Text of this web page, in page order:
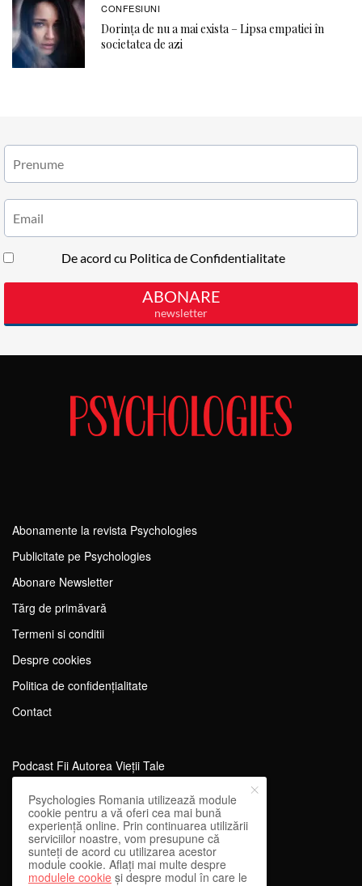
CONFESIUNI
Dorința de nu a mai exista – Lipsa empatiei în
societatea de azi
Abonamente la revista Psychologies
Publicitate pe Psychologies
Abonare Newsletter
Tărg de primăvară
Termeni si conditii
Despre cookies
Politica de confidențialitate
Contact
Podcast Fii Autorea Vieții Tale
Evenimente Fii Autoarea Vieții Tale!
SportEdu
Antrenament Mental pentru Sportivi
Learning Network
Psychologies Romania utilizează module
cookie pentru a vă oferi cea mai bună
experiență online. Prin continuarea utilizării
serviciilor noastre, vom presupune că
sunteți de acord cu utilizarea acestor
module cookie. Aflați mai multe despre
modulele cookie și despre modul în care le